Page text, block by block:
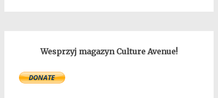
Wesprzyj magazyn Culture Avenue!